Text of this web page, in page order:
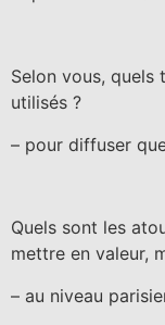
Selon vous,
utilisés ?
– pour diffuser
Quels sont les
mettre en valeur,
– au niveau